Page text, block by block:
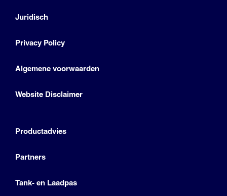
Juridisch
Privacy Policy
Algemene voorwaarden
Website Disclaimer
Productadvies
Partners
Tank- en Laadpas